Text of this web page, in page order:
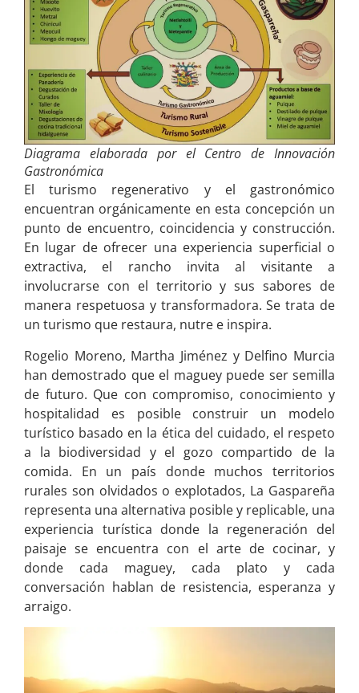
Diagrama elaborada por el Centro de Innovación
Gastronómica
El turismo regenerativo y el gastronómico
encuentran orgánicamente en esta concepción un
punto de encuentro, coincidencia y construcción.
En lugar de ofrecer una experiencia superficial o
extractiva, el rancho invita al visitante a
involucrarse con el territorio y sus sabores de
manera respetuosa y transformadora. Se trata de
un turismo que restaura, nutre e inspira.
Rogelio Moreno, Martha Jiménez y Delfino Murcia
han demostrado que el maguey puede ser semilla
de futuro. Que con compromiso, conocimiento y
hospitalidad es posible construir un modelo
turístico basado en la ética del cuidado, el respeto
a la biodiversidad y el gozo compartido de la
comida. En un país donde muchos territorios
rurales son olvidados o explotados, La Gaspareña
representa una alternativa posible y replicable, una
experiencia turística donde la regeneración del
paisaje se encuentra con el arte de cocinar, y
donde cada maguey, cada plato y cada
conversación hablan de resistencia, esperanza y
arraigo.